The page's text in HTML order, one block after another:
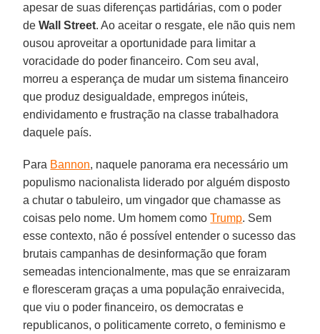
apesar de suas diferenças partidárias, com o poder
deWall Street. Ao aceitar o resgate, ele não quis nem
ousou aproveitar a oportunidade para limitar a
voracidade do poder financeiro. Com seu aval,
morreu a esperança de mudar um sistema financeiro
que produz desigualdade, empregos inúteis,
endividamento e frustração na classe trabalhadora
daquele país.
Para Bannon, naquele panorama era necessário um
populismo nacionalista liderado por alguém disposto
a chutar o tabuleiro, um vingador que chamasse as
coisas pelo nome. Um homem comoTrump. Sem
esse contexto, não é possível entender o sucesso das
brutais campanhas de desinformação que foram
semeadas intencionalmente, mas que se enraizaram
e floresceram graças a uma população enraivecida,
que viu o poder financeiro, os democratas e
republicanos, o politicamente correto, o feminismo e